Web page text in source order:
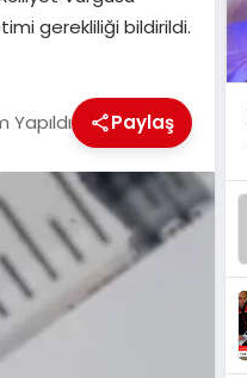
gerekliliği bildirildi.
Yapıldı Paylaş